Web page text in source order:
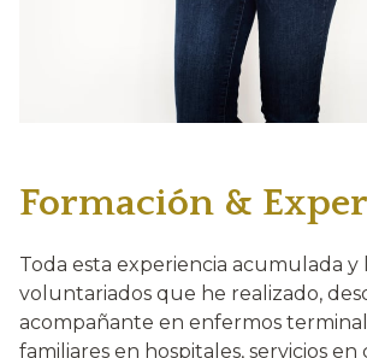
Formación &
Toda esta experiencia acumulada y
voluntariados que he realizado,
acompañante en enfermos
familiares en hospitales, servicios en